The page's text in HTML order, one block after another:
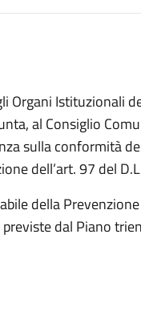
Organi Istituzionali
al Consiglio
sulla conformità
dell’art. 97 del
della
dal Piano